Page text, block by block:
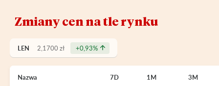
Zmiany cen na tle rynku
LEN 2,1700 zł +0,93%
Nazwa 7D 1M 3M